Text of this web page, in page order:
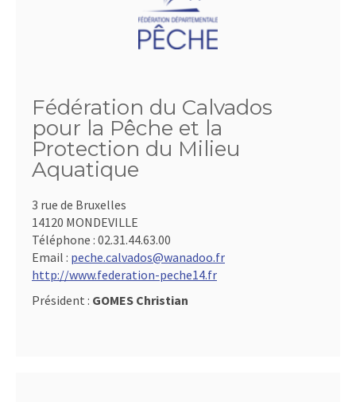
Fédération du Calvados
pour la Pêche et la
Protection du Milieu
Aquatique
3 rue de Bruxelles
14120 MONDEVILLE
Téléphone : 02.31.44.63.00
Email : peche.calvados@wanadoo.fr
http://www.federation-peche14.fr
Président : GOMES Christian